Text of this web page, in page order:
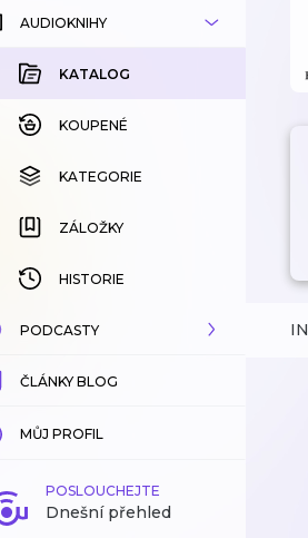
AUDIOKNIHY
KATALOG
KOUPENÉ
KATEGORIE
ZÁLOŽKY
HISTORIE
PODCASTY
KATALOG
KATEGORIE
ZÁLOŽKY
ČLÁNKY BLOG
MŮJ PROFIL
POSLOUCHEJTE
Dnešní přehled